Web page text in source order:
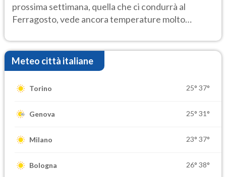
prossima settimana, quella che ci condurrà al
Ferragosto, vede ancora temperature molto
Meteo città italiane
Torino 25° 37°
Genova 25° 31°
Milano 23° 37°
Bologna 26° 38°